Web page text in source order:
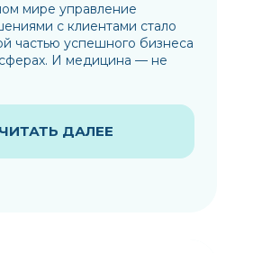
мире управление
с клиентами стало
частью успешного бизнеса
И медицина — не
ЧИТАТЬ ДАЛЕЕ